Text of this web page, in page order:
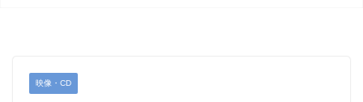
映像・CD